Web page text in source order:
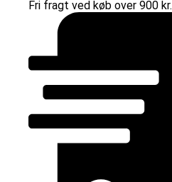
Fri fragt ved køb over 900 kr.